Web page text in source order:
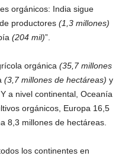
orgánicos: India sigue
productores (1,3 millones)
(204 mil)”.
orgánica (35,7 millones
(3,7 millones de hectáreas) y
. Y a nivel continental, Oceanía
orgánicos, Europa 16,5
8,3 millones de hectáreas.
los continentes en